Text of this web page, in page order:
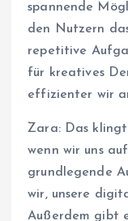
spannende
den Nutzern
repetitive
für kreatives
effizienter wir
Zara: Das
wenn wir uns
grundlegende
wir, unsere
Außerdem gibt